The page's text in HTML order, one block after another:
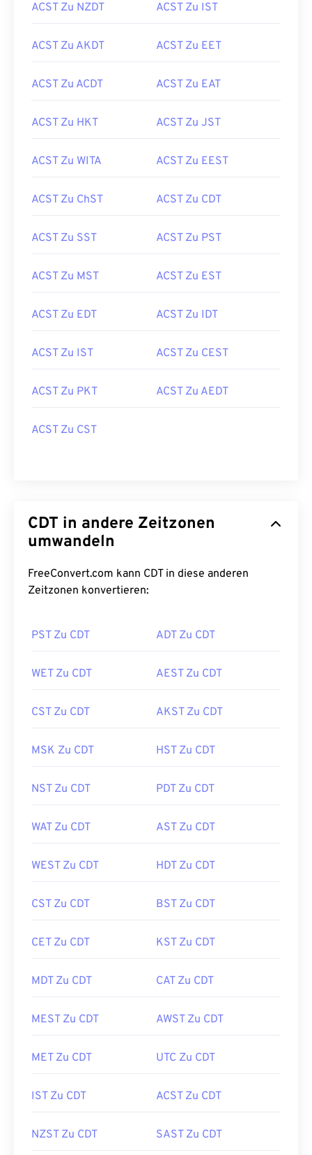
ACST Zu NZDT ACST Zu IST
ACST Zu AKDT ACST Zu EET
ACST Zu ACDT ACST Zu EAT
ACST Zu HKT ACST Zu JST
ACST Zu WITA ACST Zu EEST
ACST Zu ChST ACST Zu CDT
ACST Zu SST ACST Zu PST
ACST Zu MST ACST Zu EST
ACST Zu EDT ACST Zu IDT
ACST Zu IST ACST Zu CEST
ACST Zu PKT ACST Zu AEDT
ACST Zu CST
CDT in andere Zeitzonen
umwandeln
FreeConvert.com kann CDT in diese anderen
Zeitzonen konvertieren:
PST Zu CDT ADT Zu CDT
WET Zu CDT AEST Zu CDT
CST Zu CDT AKST Zu CDT
MSK Zu CDT HST Zu CDT
NST Zu CDT PDT Zu CDT
WAT Zu CDT AST Zu CDT
WEST Zu CDT HDT Zu CDT
CST Zu CDT BST Zu CDT
CET Zu CDT KST Zu CDT
MDT Zu CDT CAT Zu CDT
MEST Zu CDT AWST Zu CDT
MET Zu CDT UTC Zu CDT
IST Zu CDT ACST Zu CDT
NZST Zu CDT SAST Zu CDT